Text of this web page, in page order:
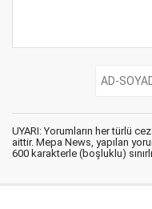
UYARI: Yorumların her türlü
aittir. Mepa News, yapılan
600 karakterle (boşluklu)